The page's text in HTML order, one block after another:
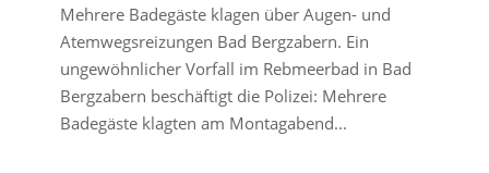
Mehrere Badegäste klagen über Augen- und
Atemwegsreizungen Bad Bergzabern. Ein
ungewöhnlicher Vorfall im Rebmeerbad in Bad
Bergzabern beschäftigt die Polizei: Mehrere
Badegäste klagten am Montagabend...